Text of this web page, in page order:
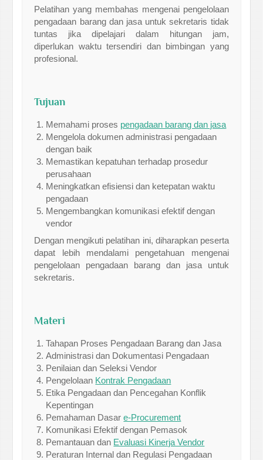
Pelatihan yang membahas mengenai pengelolaan
pengadaan barang dan jasa untuk sekretaris tidak
tuntas jika dipelajari dalam hitungan jam,
diperlukan waktu tersendiri dan bimbingan yang
profesional.
Tujuan
Memahami proses pengadaan barang dan jasa
Mengelola dokumen administrasi pengadaan
dengan baik
Memastikan kepatuhan terhadap prosedur
perusahaan
Meningkatkan efisiensi dan ketepatan waktu
pengadaan
Mengembangkan komunikasi efektif dengan
vendor
Dengan mengikuti pelatihan ini, diharapkan peserta
dapat lebih mendalami pengetahuan mengenai
pengelolaan pengadaan barang dan jasa untuk
sekretaris.
Materi
Tahapan Proses Pengadaan Barang dan Jasa
Administrasi dan Dokumentasi Pengadaan
Penilaian dan Seleksi Vendor
Pengelolaan Kontrak Pengadaan
Etika Pengadaan dan Pencegahan Konflik
Kepentingan
Pemahaman Dasare-Procurement
Komunikasi Efektif dengan Pemasok
Pemantauan dan Evaluasi Kinerja Vendor
Peraturan Internal dan Regulasi Pengadaan